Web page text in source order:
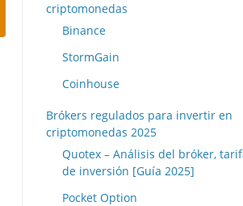
criptomonedas
Binance
StormGain
Coinhouse
Brókers regulados para invertir en
criptomonedas 2025
Quotex – Análisis del bróker,
de inversión [Guía 2025]
Pocket Option